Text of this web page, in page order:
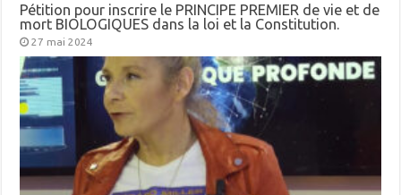
Pétition pour inscrire le PRINCIPE PREMIER de vie et de
mort BIOLOGIQUES dans la loi et la Constitution.
27 mai 2024